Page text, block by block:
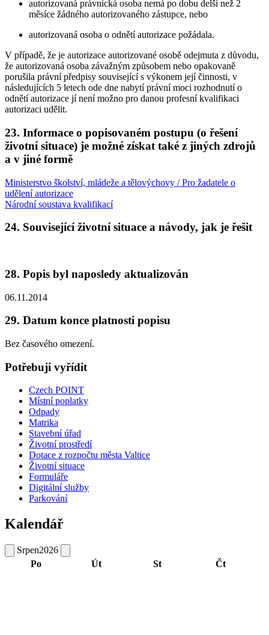
autorizovaná právnická osoba nemá po dobu delší než 2
měsíce žádného autorizovaného zástupce, nebo
autorizovaná osoba o odnětí autorizace požádala.
V případě, že je autorizace autorizované osobě odejmuta z důvodu,
že autorizovaná osoba závažným způsobem nebo opakovaně
porušila právní předpisy související s výkonem její činnosti, v
následujících 5 letech ode dne nabytí právní moci rozhodnutí o
odnětí autorizace jí není možno pro danou profesní kvalifikaci
autorizaci udělit.
23. Informace o popisovaném postupu (o řešení
životní situace) je možné získat také z jiných zdrojů
a v jiné formě
Ministerstvo školství, mládeže a tělovýchovy / Pro žadatele o
udělení autorizace
Národní soustava kvalifikací
24. Související životní situace a návody, jak je řešit
28. Popis byl naposledy aktualizován
06.11.2014
29. Datum konce platnosti popisu
Bez časového omezení.
Potřebuji vyřídit
Czech POINT
Místní poplatky
Odpady
Matrika
Stavební úřad
Životní prostředí
Dotace z rozpočtu města Valtice
Životní situace
Formuláře
Digitální služby
Parkování
Kalendář
Srpen2026
Po
Út St Čt